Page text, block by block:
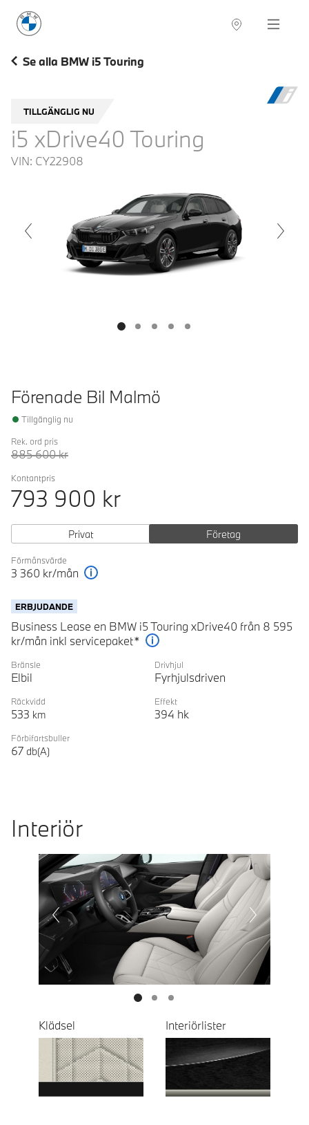
BMW Sverige Navigation
Se alla BMW i5 Touring
TILLGÄNGLIG NU
i5 xDrive40 Touring
VIN: CY22908
Förenade Bil Malmö
Tillgänglig nu
Rek. ord pris
885 600kr
Kontantpris
793 900 kr
Privat Företag
Förmånsvärde
3 360 kr/mån
ERBJUDANDE
Business Lease en BMW i5 Touring xDrive40 från 8 595
kr/mån inkl servicepaket*
Bränsle
Elbil
Drivhjul
Fyrhjulsdriven
Räckvidd
533 km
Effekt
394 hk
Förbifartsbuller
67 db(A)
Interiör
Prevoius
Next
Klädsel Interiörlister